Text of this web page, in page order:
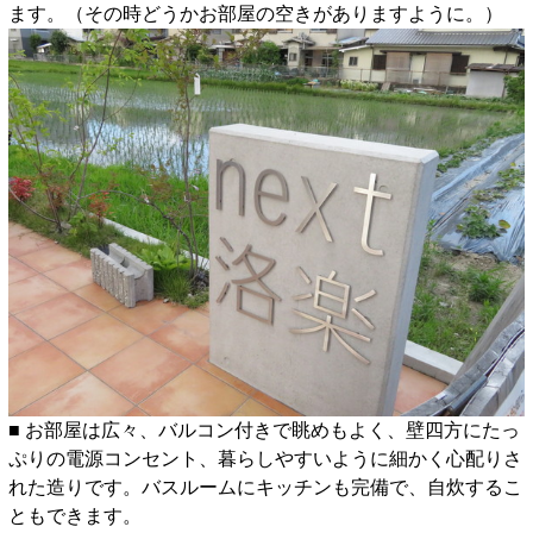
ます。（その時どうかお部屋の空きがありますように。）
■ お部屋は広々、バルコン付きで眺めもよく、壁四方にたっ
ぷりの電源コンセント、暮らしやすいように細かく心配りさ
れた造りです。バスルームにキッチンも完備で、自炊するこ
ともできます。